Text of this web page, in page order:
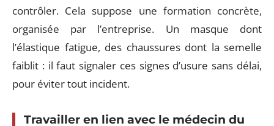
contrôler. Cela suppose une formation concrète,
organisée par l’entreprise. Un masque dont
l’élastique fatigue, des chaussures dont la semelle
faiblit : il faut signaler ces signes d’usure sans délai,
pour éviter tout incident.
Travailler en lien avec le médecin du